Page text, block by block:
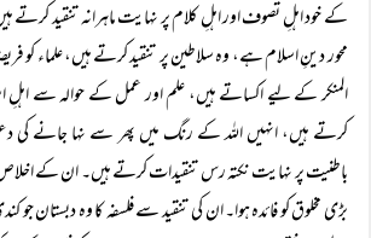
کے خود اہلِ تصوف اور اہلِ کلام پر نہایت ماہرانہ تنقید کرتے
محور دینِ اسلام ہے، وہ سلاطین پر تنقید کرتے ہیں، علماء کو
المنکر کے لیے اکساتے ہیں، علم اور عمل کے حوالہ سے
کرتے ہیں، انہیں اللہ کے رنگ میں پھر سے نہا جانے کی
باطنیت پر نہایت نکتہ رس تنقیدات کرتے ہیں۔ ان کے
بڑی مخلوق کو فائدہ ہوا۔ ان کی تنقید سے فلسفہ کا وہ دبستان